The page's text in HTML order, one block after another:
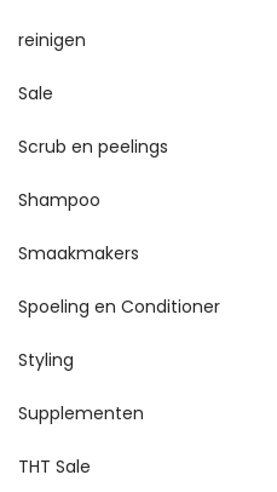
reinigen
Sale
Scrub en peelings
Shampoo
Smaakmakers
Spoeling en Conditioner
Styling
Supplementen
THT Sale